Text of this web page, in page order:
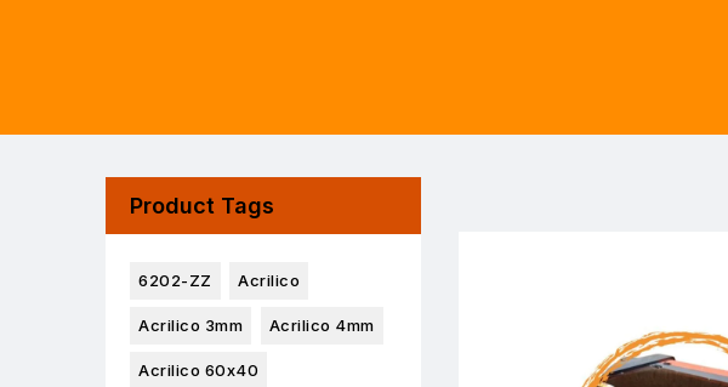
Product Tags
6202-ZZ Acrilico
Acrilico 3mm Acrilico 4mm
Acrilico 60x40